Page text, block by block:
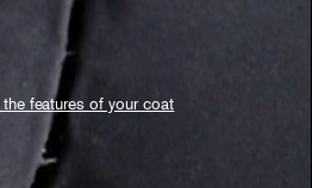
features of your coat